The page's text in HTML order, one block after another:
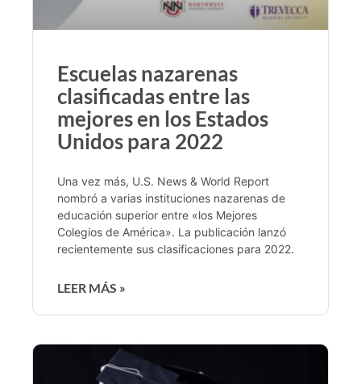
Escuelas nazarenas
clasificadas entre las
mejores en los Estados
Unidos para 2022
Una vez más, U.S. News & World Report
nombró a varias instituciones nazarenas de
educación superior entre «los Mejores
Colegios de América». La publicación lanzó
recientemente sus clasificaciones para 2022.
LEER MÁS »